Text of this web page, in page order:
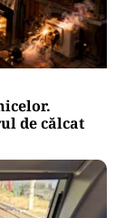
de călcat